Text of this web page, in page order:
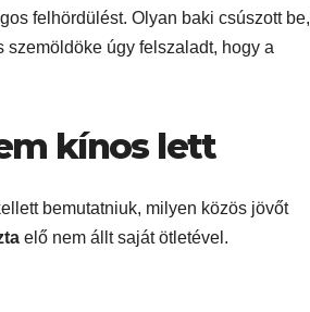
felhördülést. Olyan baki csúszott be,
szemöldöke úgy felszaladt, hogy a
kínos lett
bemutatniuk, milyen közös jövőt
elő nem állt saját ötletével.